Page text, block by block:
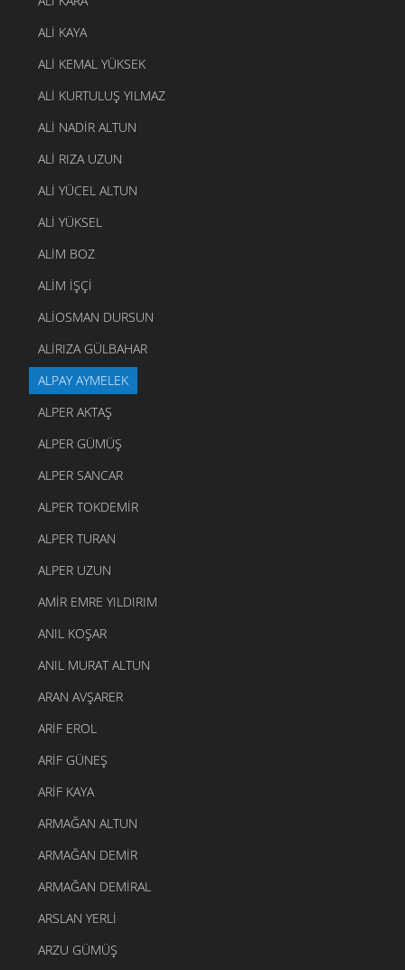
ALI KAYA
ALI KEMAL YÜKSEK
ALI KURTULUŞ YILMAZ
ALI NADIR ALTUN
ALI RIZA UZUN
ALI YÜCEL ALTUN
ALI YÜKSEL
ALIM BOZ
ALIM İŞÇI
ALIOSMAN DURSUN
ALIRIZA GÜLBAHAR
ALPAY AYMELEK
ALPER AKTAŞ
ALPER GÜMÜŞ
ALPER SANCAR
ALPER TOKDEMIR
ALPER TURAN
ALPER UZUN
AMIR EMRE YILDIRIM
ANIL KOŞAR
ANIL MURAT ALTUN
ARAN AVŞARER
ARIF EROL
ARIF GÜNEŞ
ARIF KAYA
ARMAĞAN ALTUN
ARMAĞAN DEMIR
ARMAĞAN DEMIRAL
ARSLAN YERLI
ARZU GÜMÜŞ